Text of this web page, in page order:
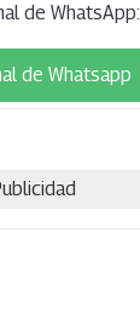
de WhatsApp:
de Whatsapp